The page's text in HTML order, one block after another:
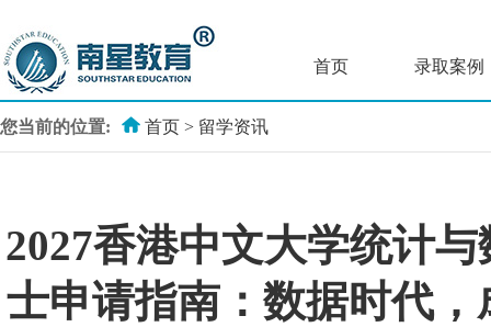
首页 录取案例
您当前的位置: 首页 > 留学资讯
2027香港中文大学统计
士申请指南：数据时代